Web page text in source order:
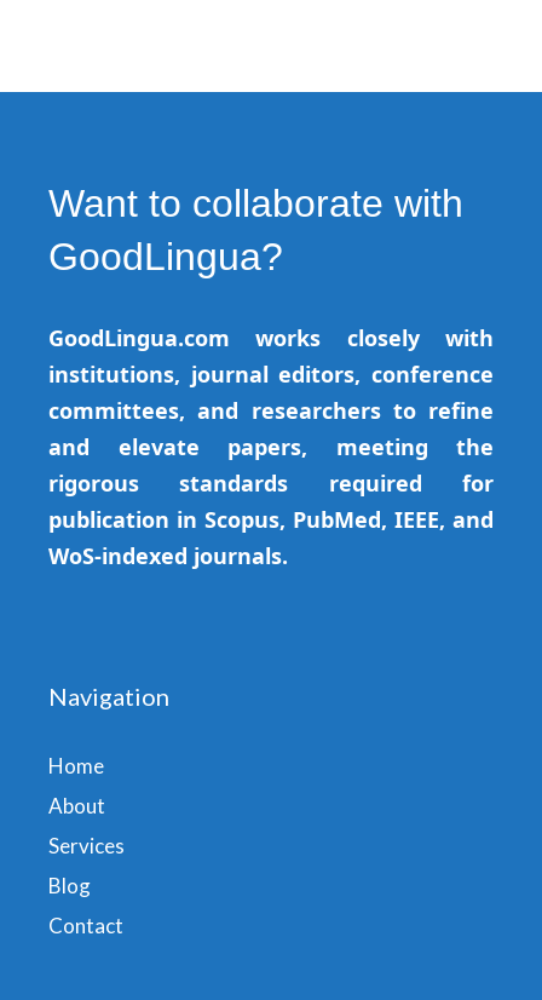
Want to collaborate with
GoodLingua?
GoodLingua.com works closely with
institutions, journal editors, conference
committees, and researchers to refine
and elevate papers, meeting the
rigorous standards required for
publication in Scopus, PubMed, IEEE, and
WoS-indexed journals.
Navigation
Home
About
Services
Blog
Contact